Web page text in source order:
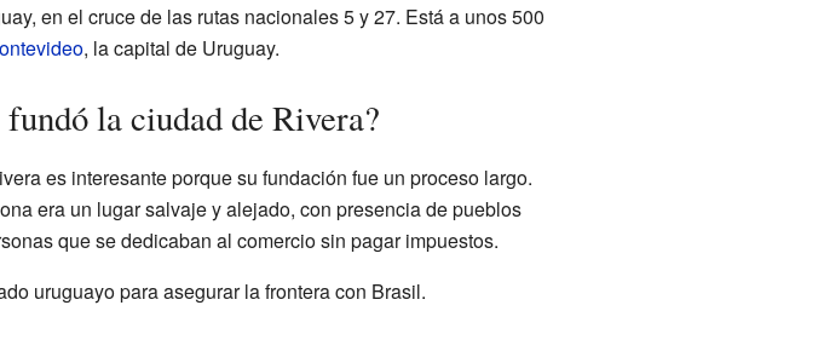
en el cruce de las rutas nacionales 5 y 27. Está a unos 500
, la capital de Uruguay.
fundó la ciudad de Rivera?
es interesante porque su fundación fue un proceso largo.
era un lugar salvaje y alejado, con presencia de pueblos
que se dedicaban al comercio sin pagar impuestos.
uruguayo para asegurar la frontera con Brasil.